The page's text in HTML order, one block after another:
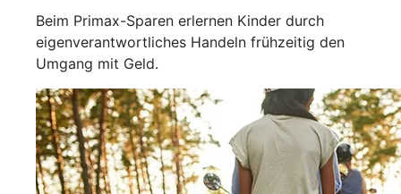
Beim Primax-Sparen erlernen Kinder durch
eigenverantwortliches Handeln frühzeitig den
Umgang mit Geld.